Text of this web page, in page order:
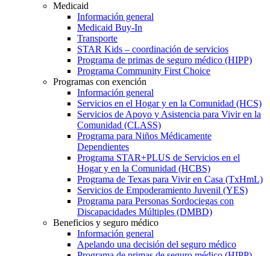
Medicaid
Información general
Medicaid Buy-In
Transporte
STAR Kids – coordinación de servicios
Programa de primas de seguro médico (HIPP)
Programa Community First Choice
Programas con exención
Información general
Servicios en el Hogar y en la Comunidad (HCS)
Servicios de Apoyo y Asistencia para Vivir en la
Comunidad (CLASS)
Programa para Niños Médicamente
Dependientes
Programa STAR+PLUS de Servicios en el
Hogar y en la Comunidad (HCBS)
Programa de Texas para Vivir en Casa (TxHmL)
Servicios de Empoderamiento Juvenil (YES)
Programa para Personas Sordociegas con
Discapacidades Múltiples (DMBD)
Beneficios y seguro médico
Información general
Apelando una decisión del seguro médico